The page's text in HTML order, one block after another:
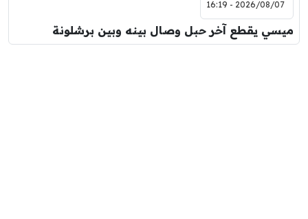
2026/08/07 - 16:19
ميسي يقطع آخر حبل وصال بينه وبين برشلونة